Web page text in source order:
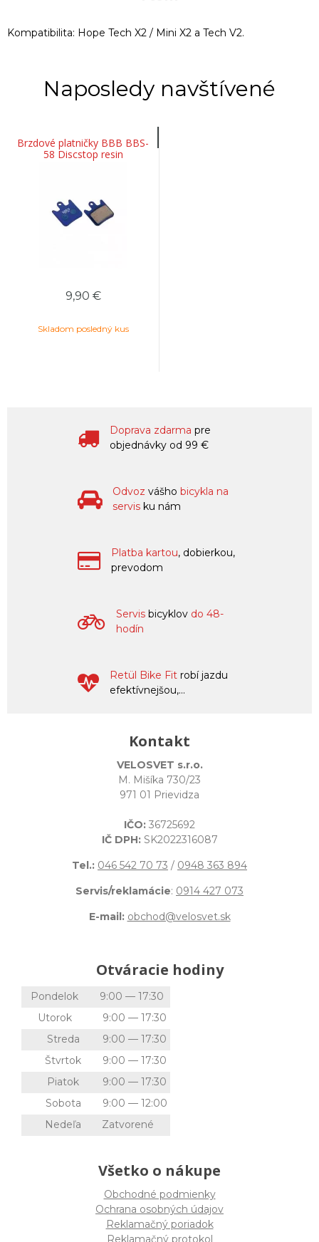
Kompatibilita: Hope Tech X2 / Mini X2 a Tech V2.
Naposledy navštívené
Brzdové platničky BBB BBS-
58 Discstop resin
9,90 €
Skladom posledný kus
Doprava zdarma pre
objednávky od 99 €
Odvoz vášho bicykla na
servis ku nám
Platba kartou, dobierkou,
prevodom
Servis bicyklov do 48-
hodín
Retül Bike Fit robí jazdu
efektívnejšou,...
Kontakt
VELOSVET s.r.o.
M. Mišíka 730/23
971 01 Prievidza
IČO: 36725692
IČ DPH: SK2022316087
Tel.: 046 542 70 73 / 0948 363 894
Servis/reklamácie: 0914 427 073
E-mail: obchod@velosvet.sk
Otváracie hodiny
Pondelok
9:00 — 17:30
Utorok
9:00 — 17:30
Streda
9:00 — 17:30
Štvrtok
9:00 — 17:30
Piatok
9:00 — 17:30
Sobota
9:00 — 12:00
Nedeľa
Zatvorené
Všetko o nákupe
Obchodné podmienky
Ochrana osobných údajov
Reklamačný poriadok
Reklamačný protokol